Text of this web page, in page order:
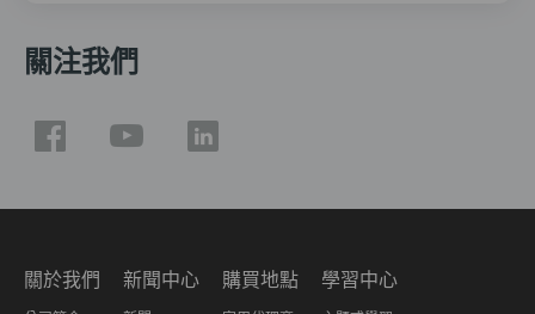
關注我們
關於我們 新聞中心 購買地點 學習中心